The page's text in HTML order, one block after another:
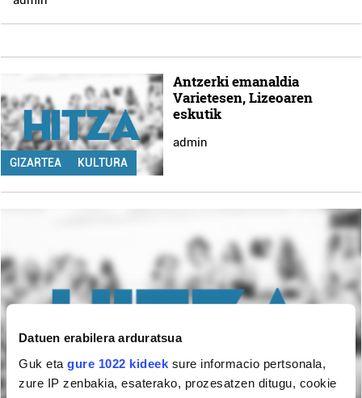
Datuen erabilera arduratsua
Guk eta gure 1022 kideek sure informacio pertsonala,
zure IP zenbakia, esaterako, prozesatzen ditugu, cookie
GIZARTEA KULTURA
Antzerki emanaldia
Varietesen, Lizeoaren
eskutik
admin